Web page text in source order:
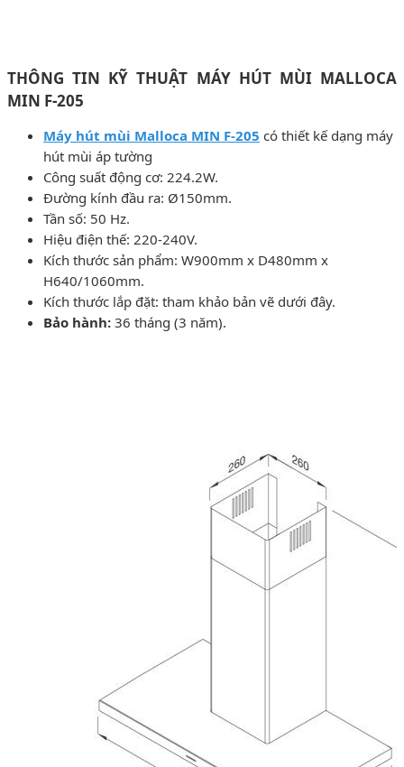
THÔNG TIN KỸ THUẬT MÁY HÚT MÙI MALLOCA
MIN F-205
Máy hút mùi Malloca MIN F-205 có thiết kế dạng máy
hút mùi áp tường
Công suất động cơ: 224.2W.
Đường kính đầu ra: Ø150mm.
Tần số: 50 Hz.
Hiệu điện thế: 220-240V.
Kích thước sản phẩm: W900mm x D480mm x
H640/1060mm.
Kích thước lắp đặt: tham khảo bản vẽ dưới đây.
Bảo hành: 36 tháng (3 năm).